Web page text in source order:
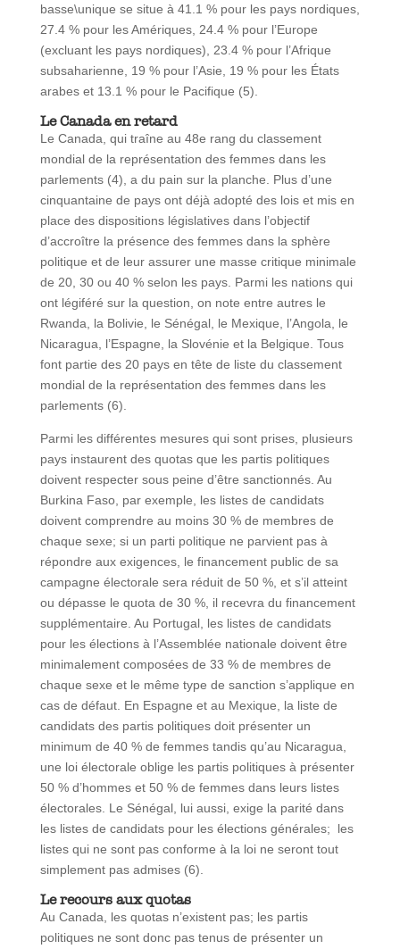
basse\unique se situe à 41.1 % pour les pays nordiques,
27.4 % pour les Amériques, 24.4 % pour l’Europe
(excluant les pays nordiques), 23.4 % pour l’Afrique
subsaharienne, 19 % pour l’Asie, 19 % pour les États
arabes et 13.1 % pour le Pacifique (5).
Le Canada en retard
Le Canada, qui traîne au 48e rang du classement
mondial de la représentation des femmes dans les
parlements (4), a du pain sur la planche. Plus d’une
cinquantaine de pays ont déjà adopté des lois et mis en
place des dispositions législatives dans l’objectif
d’accroître la présence des femmes dans la sphère
politique et de leur assurer une masse critique minimale
de 20, 30 ou 40 % selon les pays. Parmi les nations qui
ont légiféré sur la question, on note entre autres le
Rwanda, la Bolivie, le Sénégal, le Mexique, l’Angola, le
Nicaragua, l’Espagne, la Slovénie et la Belgique. Tous
font partie des 20 pays en tête de liste du classement
mondial de la représentation des femmes dans les
parlements (6).
Parmi les différentes mesures qui sont prises, plusieurs
pays instaurent des quotas que les partis politiques
doivent respecter sous peine d’être sanctionnés. Au
Burkina Faso, par exemple, les listes de candidats
doivent comprendre au moins 30 % de membres de
chaque sexe; si un parti politique ne parvient pas à
répondre aux exigences, le financement public de sa
campagne électorale sera réduit de 50 %, et s’il atteint
ou dépasse le quota de 30 %, il recevra du financement
supplémentaire. Au Portugal, les listes de candidats
pour les élections à l’Assemblée nationale doivent être
minimalement composées de 33 % de membres de
chaque sexe et le même type de sanction s’applique en
cas de défaut. En Espagne et au Mexique, la liste de
candidats des partis politiques doit présenter un
minimum de 40 % de femmes tandis qu’au Nicaragua,
une loi électorale oblige les partis politiques à présenter
50 % d’hommes et 50 % de femmes dans leurs listes
électorales. Le Sénégal, lui aussi, exige la parité dans
les listes de candidats pour les élections générales; les
listes qui ne sont pas conforme à la loi ne seront tout
simplement pas admises (6).
Le recours aux quotas
Au Canada, les quotas n’existent pas; les partis
politiques ne sont donc pas tenus de présenter un